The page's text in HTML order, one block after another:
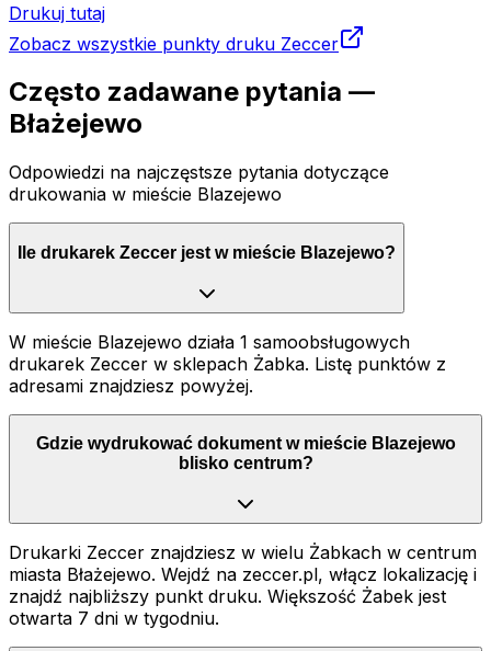
Drukuj tutaj
Zobacz wszystkie punkty druku Zeccer
Często zadawane pytania —
Błażejewo
Odpowiedzi na najczęstsze pytania dotyczące
drukowania w mieście Blazejewo
Ile drukarek Zeccer jest w mieście Blazejewo?
W mieście Blazejewo działa 1 samoobsługowych
drukarek Zeccer w sklepach Żabka. Listę punktów z
adresami znajdziesz powyżej.
Gdzie wydrukować dokument w mieście Blazejewo
blisko centrum?
Drukarki Zeccer znajdziesz w wielu Żabkach w centrum
miasta Błażejewo. Wejdź na zeccer.pl, włącz lokalizację i
znajdź najbliższy punkt druku. Większość Żabek jest
otwarta 7 dni w tygodniu.